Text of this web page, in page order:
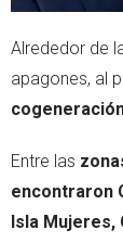
Alrededor de
apagones, al
Entre las
encontraron
Isla Mujeres,